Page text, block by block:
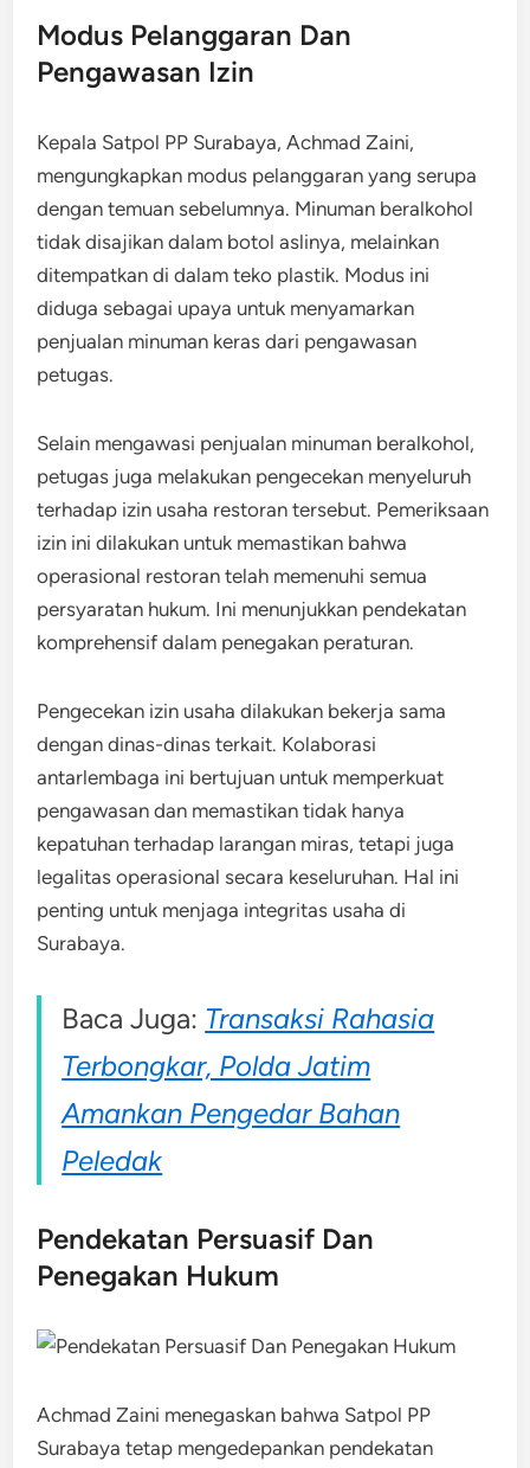
Modus Pelanggaran Dan
Pengawasan Izin
Kepala Satpol PP Surabaya, Achmad Zaini,
mengungkapkan modus pelanggaran yang serupa
dengan temuan sebelumnya. Minuman beralkohol
tidak disajikan dalam botol aslinya, melainkan
ditempatkan di dalam teko plastik. Modus ini
diduga sebagai upaya untuk menyamarkan
penjualan minuman keras dari pengawasan
petugas.
Selain mengawasi penjualan minuman beralkohol,
petugas juga melakukan pengecekan menyeluruh
terhadap izin usaha restoran tersebut. Pemeriksaan
izin ini dilakukan untuk memastikan bahwa
operasional restoran telah memenuhi semua
persyaratan hukum. Ini menunjukkan pendekatan
komprehensif dalam penegakan peraturan.
Pengecekan izin usaha dilakukan bekerja sama
dengan dinas-dinas terkait. Kolaborasi
antarlembaga ini bertujuan untuk memperkuat
pengawasan dan memastikan tidak hanya
kepatuhan terhadap larangan miras, tetapi juga
legalitas operasional secara keseluruhan. Hal ini
penting untuk menjaga integritas usaha di
Surabaya.
Baca Juga: Transaksi Rahasia
Terbongkar, Polda Jatim
Amankan Pengedar Bahan
Peledak
Pendekatan Persuasif Dan
Penegakan Hukum
Achmad Zaini menegaskan bahwa Satpol PP
Surabaya tetap mengedepankan pendekatan